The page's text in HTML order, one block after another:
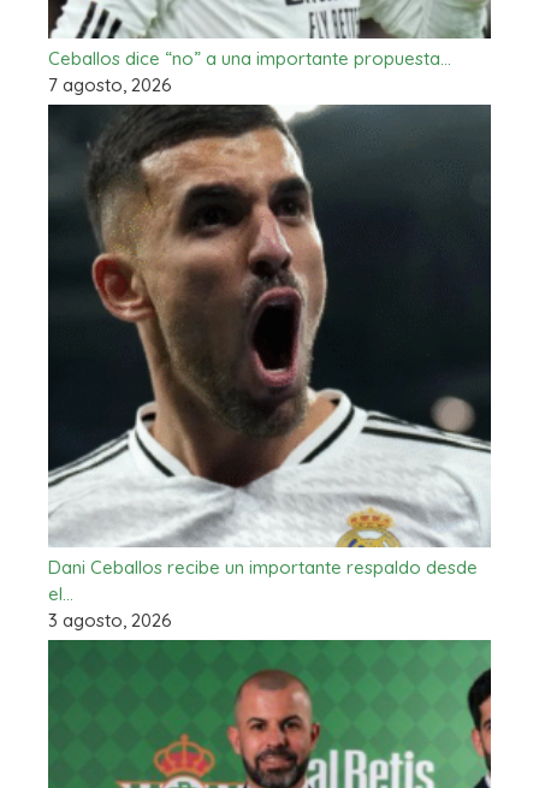
Ceballos dice “no” a una importante propuesta…
7 agosto, 2026
Dani Ceballos recibe un importante respaldo desde
el…
3 agosto, 2026